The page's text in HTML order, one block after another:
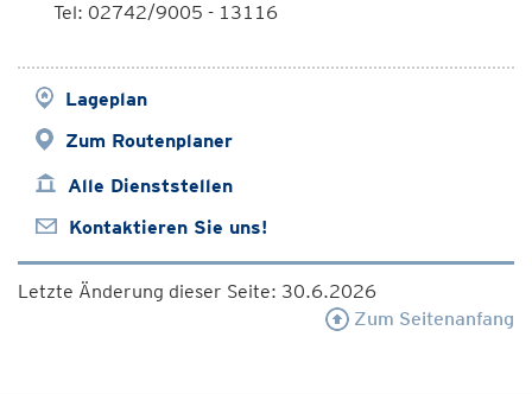
Tel: 02742/9005 - 13116
Lageplan
Zum Routenplaner
Alle Dienststellen
Kontaktieren Sie uns!
Letzte Änderung dieser Seite: 30.6.2026
Zum Seitenanfang